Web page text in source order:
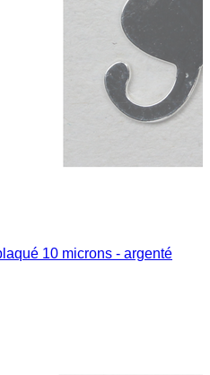
10 microns - argenté